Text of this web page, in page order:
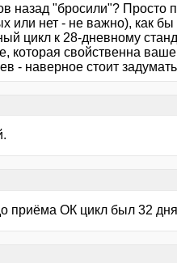
назад "бросили"?
или нет - не важно), как
цикл к 28-дневному
которая свойственна
- наверное стоит
приёма ОК цикл был 32 дня